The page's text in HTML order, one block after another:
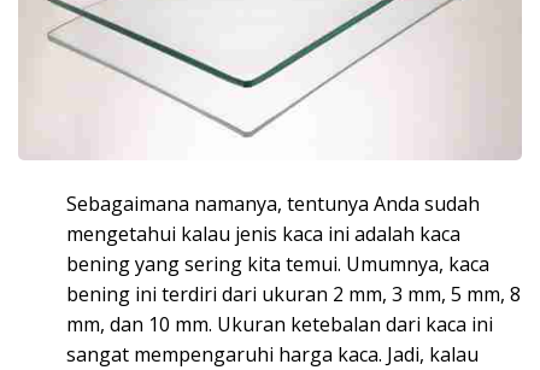
Sebagaimana namanya, tentunya Anda sudah
mengetahui kalau jenis kaca ini adalah kaca
bening yang sering kita temui. Umumnya, kaca
bening ini terdiri dari ukuran 2 mm, 3 mm, 5 mm, 8
mm, dan 10 mm. Ukuran ketebalan dari kaca ini
sangat mempengaruhi harga kaca. Jadi, kalau